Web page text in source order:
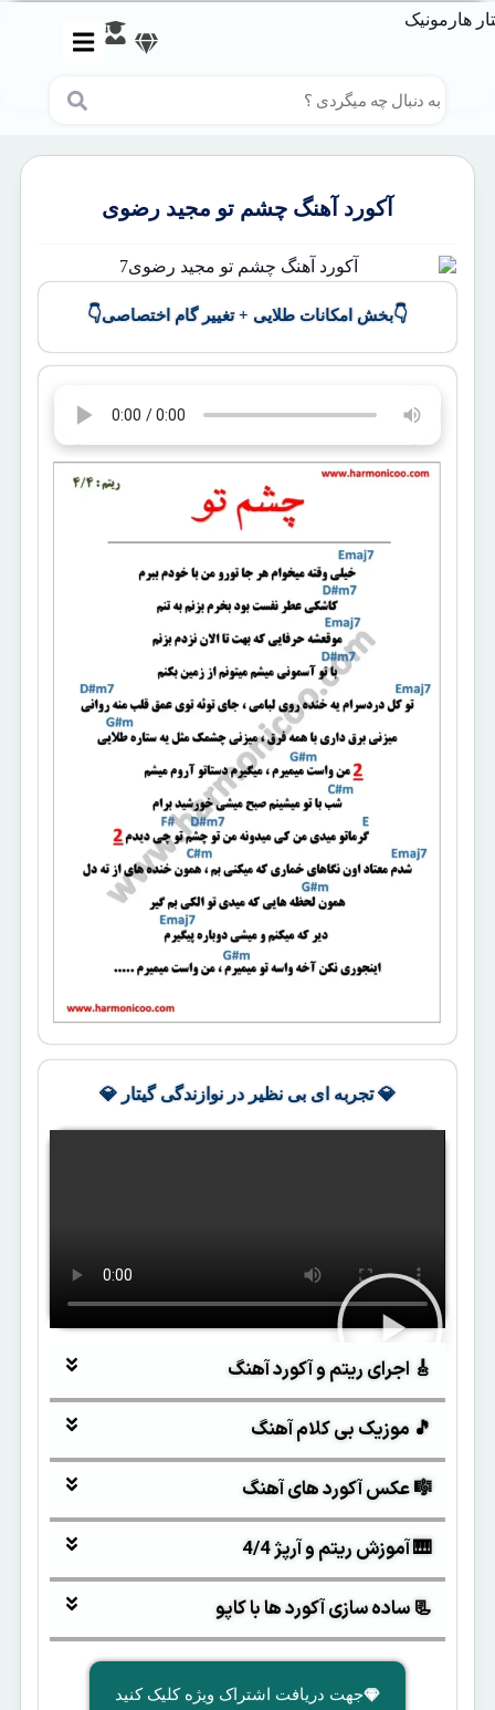
آکورد آهنگ چشم تو مجید رضوی
👇بخش امکانات طلایی + تغییر گام اختصاصی👇
💎 تجربه ای بی نظیر در نوازندگی گیتار 💎
🎸 اجرای ریتم و آکورد آهنگ
🎵 موزیک بی کلام آهنگ
🎼 عکس آکورد های آهنگ
🎹 آموزش ریتم و آرپژ 4/4
📃 ساده سازی آکورد ها با کاپو
جهت دریافت اشتراک ویژه کلیک کنید